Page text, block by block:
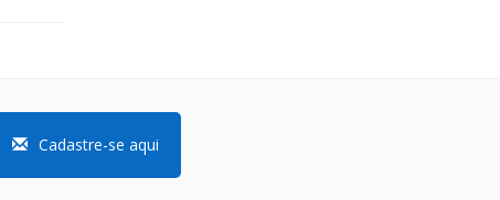
Cadastre-se aqui